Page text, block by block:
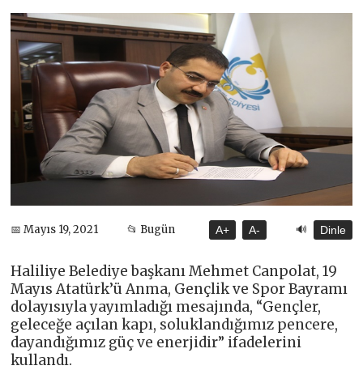
📅 Mayıs 19, 2021 📂 Bugün A+ A- 🔊 Dinle
Haliliye Belediye başkanı Mehmet Canpolat, 19
Mayıs Atatürk’ü Anma, Gençlik ve Spor Bayramı
dolayısıyla yayımladığı mesajında, “Gençler,
geleceğe açılan kapı, soluklandığımız pencere,
dayandığımız güç ve enerjidir” ifadelerini
kullandı.